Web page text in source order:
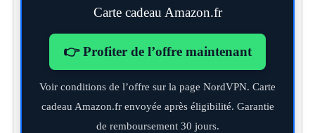
Carte cadeau Amazon.fr
👉 Profiter de l’offre maintenant
Voir conditions de l’offre sur la page NordVPN. Carte
cadeau Amazon.fr envoyée après éligibilité. Garantie
de remboursement 30 jours.